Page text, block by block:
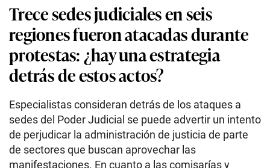
Trece sedes judiciales en seis
regiones fueron atacadas durante
protestas: ¿hay una estrategia
detrás de estos actos?
Especialistas consideran detrás de los ataques a
sedes del Poder Judicial se puede advertir un intento
de perjudicar la administración de justicia de parte
de sectores que buscan aprovechar las
manifestaciones. En cuanto a las comisarías y